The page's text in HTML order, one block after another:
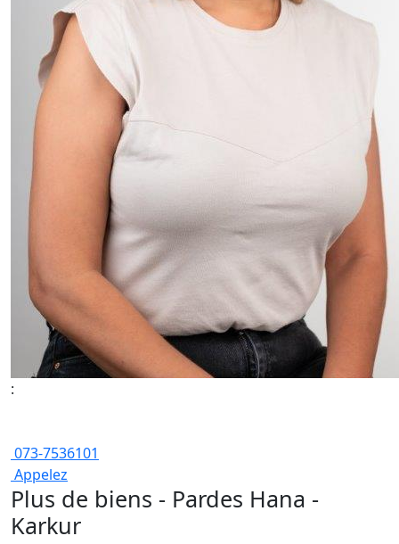
:
073-7536101
Appelez
Plus de biens - Pardes Hana -
Karkur